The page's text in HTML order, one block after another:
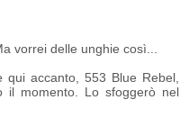
vorrei delle unghie così...
accanto, 553 Blue Rebel,
il momento. Lo sfoggerò nel